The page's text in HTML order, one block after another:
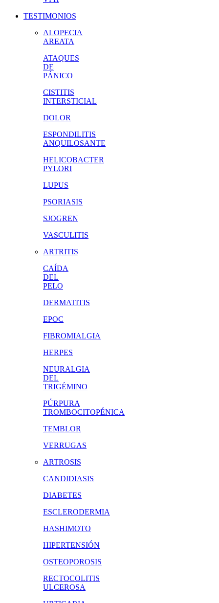
TESTIMONIOS
ALOPECIA
AREATA
ATAQUES
DE
PÁNICO
CISTITIS
INTERSTICIAL
DOLOR
ESPONDILITIS
ANQUILOSANTE
HELICOBACTER
PYLORI
LUPUS
PSORIASIS
SJOGREN
VASCULITIS
ARTRITIS
CAÍDA
DEL
PELO
DERMATITIS
EPOC
FIBROMIALGIA
HERPES
NEURALGIA
DEL
TRIGÉMINO
PÚRPURA
TROMBOCITOPÉNICA
TEMBLOR
VERRUGAS
ARTROSIS
CANDIDIASIS
DIABETES
ESCLERODERMIA
HASHIMOTO
HIPERTENSIÓN
OSTEOPOROSIS
RECTOCOLITIS
ULCEROSA